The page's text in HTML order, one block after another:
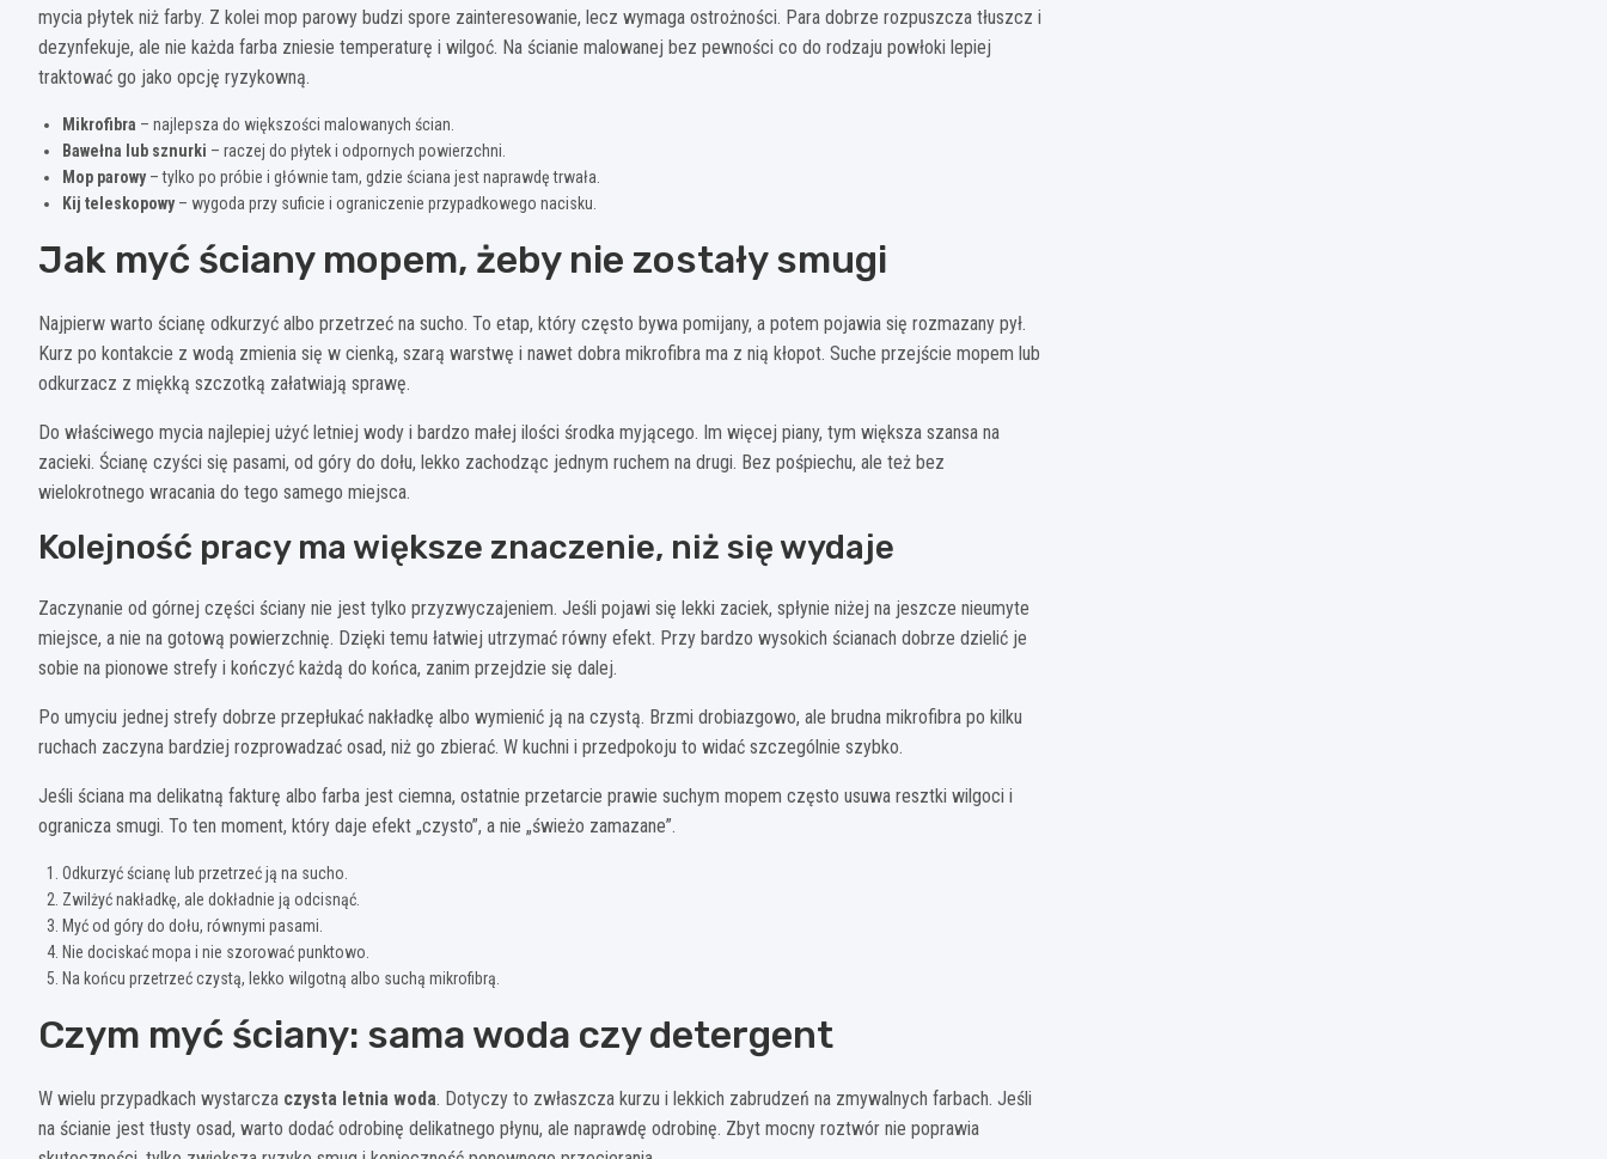
mycia płytek niż farby. Z kolei mop parowy budzi spore zainteresowanie, lecz wymaga ostrożności. Para dobrze rozpuszcza tłuszcz i
dezynfekuje, ale nie każda farba zniesie temperaturę i wilgoć. Na ścianie malowanej bez pewności co do rodzaju powłoki lepiej
traktować go jako opcję ryzykowną.
Mikrofibra – najlepsza do większości malowanych ścian.
Bawełna lub sznurki – raczej do płytek i odpornych powierzchni.
Mop parowy– tylko po próbie i głównie tam, gdzie ściana jest naprawdę trwała.
Kij teleskopowy– wygoda przy suficie i ograniczenie przypadkowego nacisku.
Jak myć ściany mopem, żeby nie zostały smugi
Najpierw warto ścianę odkurzyć albo przetrzeć na sucho. To etap, który często bywa pomijany, a potem pojawia się rozmazany pył.
Kurz po kontakcie z wodą zmienia się w cienką, szarą warstwę i nawet dobra mikrofibra ma z nią kłopot. Suche przejście mopem lub
odkurzacz z miękką szczotką załatwiają sprawę.
Do właściwego mycia najlepiej użyć letniej wody i bardzo małej ilości środka myjącego. Im więcej piany, tym większa szansa na
zacieki. Ścianę czyści się pasami, od góry do dołu, lekko zachodząc jednym ruchem na drugi. Bez pośpiechu, ale też bez
wielokrotnego wracania do tego samego miejsca.
Kolejność pracy ma większe znaczenie, niż się wydaje
Zaczynanie od górnej części ściany nie jest tylko przyzwyczajeniem. Jeśli pojawi się lekki zaciek, spłynie niżej na jeszcze nieumyte
miejsce, a nie na gotową powierzchnię. Dzięki temu łatwiej utrzymać równy efekt. Przy bardzo wysokich ścianach dobrze dzielić je
sobie na pionowe strefy i kończyć każdą do końca, zanim przejdzie się dalej.
Po umyciu jednej strefy dobrze przepłukać nakładkę albo wymienić ją na czystą. Brzmi drobiazgowo, ale brudna mikrofibra po kilku
ruchach zaczyna bardziej rozprowadzać osad, niż go zbierać. W kuchni i przedpokoju to widać szczególnie szybko.
Jeśli ściana ma delikatną fakturę albo farba jest ciemna, ostatnie przetarcie prawie suchym mopem często usuwa resztki wilgoci i
ogranicza smugi. To ten moment, który daje efekt „czysto”, a nie „świeżo zamazane”.
Odkurzyć ścianę lub przetrzeć ją na sucho.
Zwilżyć nakładkę, ale dokładnie ją odcisnąć.
Myć od góry do dołu, równymi pasami.
Nie dociskać mopa i nie szorować punktowo.
Na końcu przetrzeć czystą, lekko wilgotną albo suchą mikrofibrą.
Czym myć ściany: sama woda czy detergent
W wielu przypadkach wystarcza czysta letnia woda. Dotyczy to zwłaszcza kurzu i lekkich zabrudzeń na zmywalnych farbach. Jeśli
na ścianie jest tłusty osad, warto dodać odrobinę delikatnego płynu, ale naprawdę odrobinę. Zbyt mocny roztwór nie poprawia